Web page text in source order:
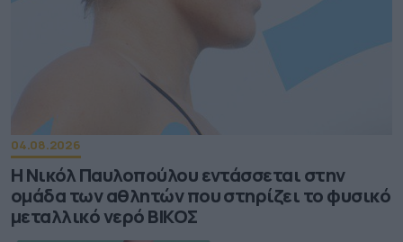
04.08.2026
Η Νικόλ Παυλοπούλου εντάσσεται στην
ομάδα των αθλητών που στηρίζει το φυσικό
μεταλλικό νερό ΒΙΚΟΣ